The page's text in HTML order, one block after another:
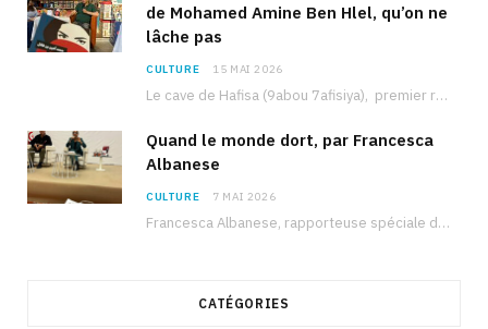
de Mohamed Amine Ben Hlel, qu’on ne
lâche pas
CULTURE 15 MAI 2026
Le cave de Hafisa (9abou 7afisiya), premier roman du journaliste tunisien Mohamed Amine Ben Hlel,…
Quand le monde dort, par Francesca
Albanese
CULTURE 7 MAI 2026
Francesca Albanese, rapporteuse spéciale de l’ONU sur les territoires palestiniens occupés, était à Tunis pour…
CATÉGORIES